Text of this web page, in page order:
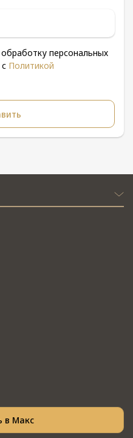
персональных
Политикой
в Макс